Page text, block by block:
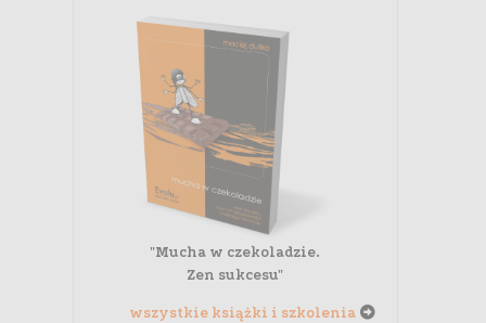
"Mucha w czekoladzie.
Zen sukcesu"
wszystkie książki i szkolenia